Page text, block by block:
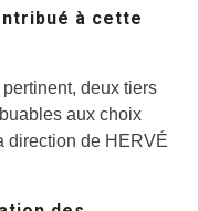
à cette
deux tiers
aux choix
direction de HERVÉ